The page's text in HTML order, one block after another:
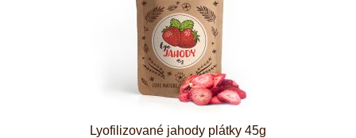
Lyofilizované jahody plátky 45g